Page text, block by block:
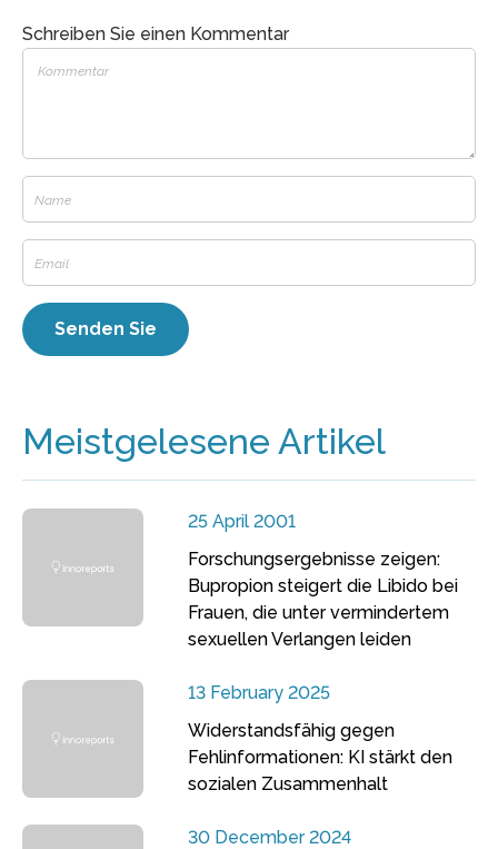
Schreiben Sie einen Kommentar
Meistgelesene Artikel
25 April 2001
Forschungsergebnisse zeigen:
Bupropion steigert die Libido bei
Frauen, die unter vermindertem
sexuellen Verlangen leiden
13 February 2025
Widerstandsfähig gegen
Fehlinformationen: KI stärkt den
sozialen Zusammenhalt
30 December 2024